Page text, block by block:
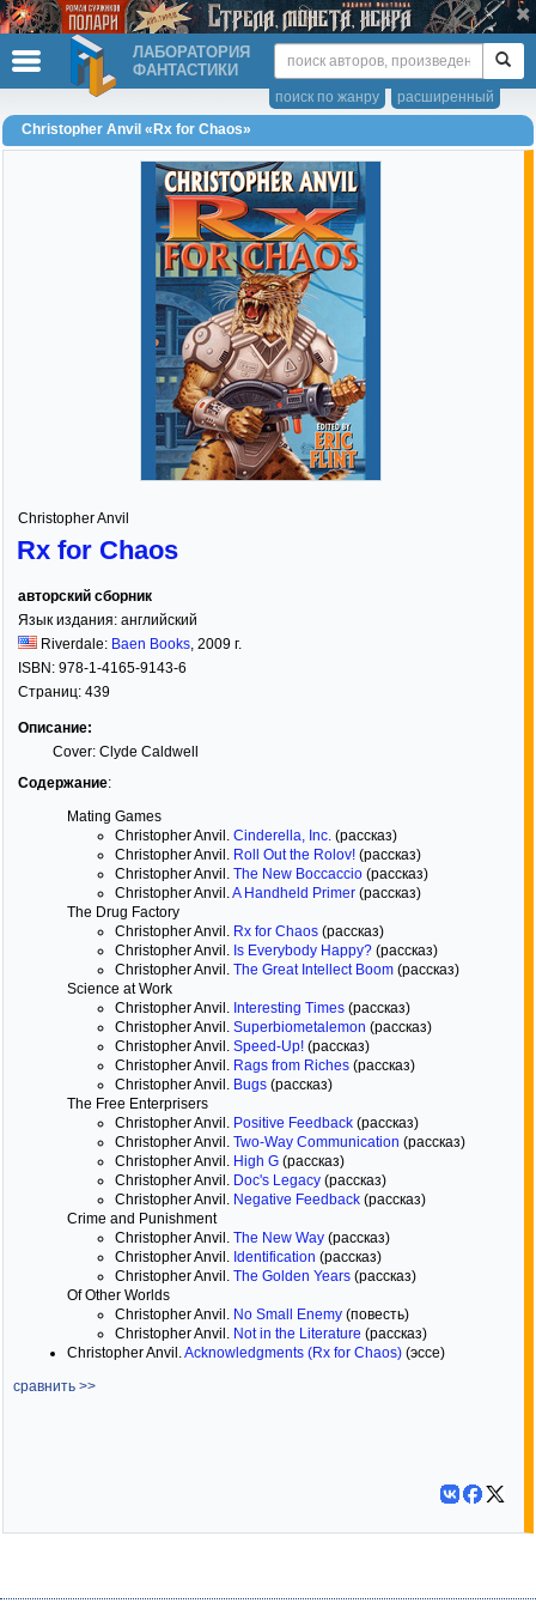
ЛАБОРАТОРИЯ
ФАНТАСТИКИ
расширенный
поиск по жанру
Christopher Anvil «Rx for Chaos»
Christopher Anvil
Rx for Chaos
авторский сборник
Язык издания: английский
Riverdale: Baen Books, 2009 г.
ISBN: 978-1-4165-9143-6
Страниц: 439
Описание:
Cover: Clyde Caldwell
Содержание:
Mating Games
Christopher Anvil. Cinderella, Inc. (рассказ)
Christopher Anvil. Roll Out the Rolov! (рассказ)
Christopher Anvil. The New Boccaccio (рассказ)
Christopher Anvil.A Handheld Primer (рассказ)
The Drug Factory
Christopher Anvil. Rx for Chaos (рассказ)
Christopher Anvil. Is Everybody Happy? (рассказ)
Christopher Anvil. The Great Intellect Boom (рассказ)
Science at Work
Christopher Anvil. Interesting Times (рассказ)
Christopher Anvil. Superbiometalemon (рассказ)
Christopher Anvil. Speed-Up! (рассказ)
Christopher Anvil. Rags from Riches (рассказ)
Christopher Anvil. Bugs (рассказ)
The Free Enterprisers
Christopher Anvil. Positive Feedback (рассказ)
Christopher Anvil. Two-Way Communication (рассказ)
Christopher Anvil. High G (рассказ)
Christopher Anvil. Doc's Legacy (рассказ)
Christopher Anvil. Negative Feedback (рассказ)
Crime and Punishment
Christopher Anvil. The New Way (рассказ)
Christopher Anvil. Identification (рассказ)
Christopher Anvil. The Golden Years (рассказ)
Of Other Worlds
Christopher Anvil. No Small Enemy (повесть)
Christopher Anvil. Not in the Literature (рассказ)
Christopher Anvil.Acknowledgments (Rx for Chaos) (эссе)
сравнить >>